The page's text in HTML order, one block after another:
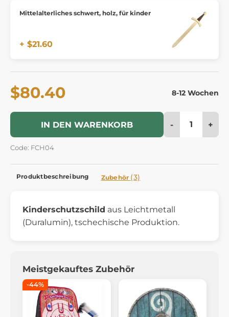
Mittelalterliches schwert, holz, für kinder
+ $21.60
$80.40 8-12 Wochen
IN DEN WARENKORB - +
Code: FCH04
Produktbeschreibung Zubehör (3)
Kinderschutzschild aus Leichtmetall
(Duralumin), tschechische Produktion.
Meistgekauftes Zubehör
-44%